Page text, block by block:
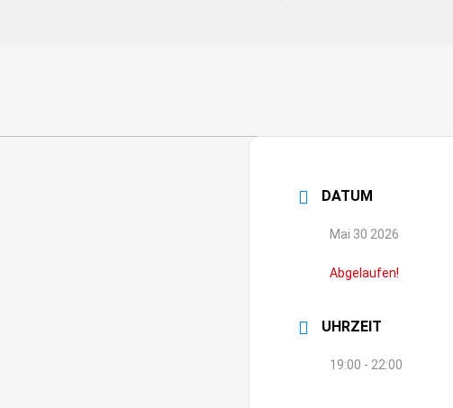
DATUM
Mai 30 2026
Abgelaufen!
UHRZEIT
19:00 - 22:00